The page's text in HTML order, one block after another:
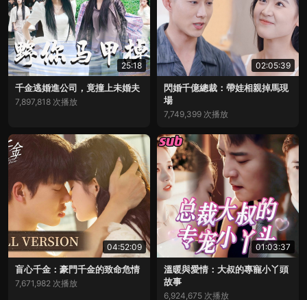
25:18
千金逃婚進公司，竟撞上未婚夫
7,897,818 次播放
02:05:39
閃婚千億總裁：帶娃相親掉馬現
場
7,749,399 次播放
04:52:09
盲心千金：豪門千金的致命危情
7,671,982 次播放
01:03:37
溫暖與愛情：大叔的專寵小丫頭
故事
6,924,675 次播放